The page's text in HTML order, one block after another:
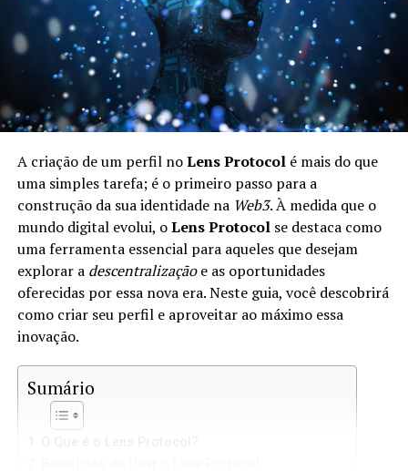
A criação de um perfil noLens Protocolé mais do que
uma simples tarefa; é o primeiro passo para a
construção da sua identidade na Web3. À medida que o
mundo digital evolui, oLens Protocolse destaca como
uma ferramenta essencial para aqueles que desejam
explorar a descentralizaçãoe as oportunidades
oferecidas por essa nova era. Neste guia, você descobrirá
como criar seu perfil e aproveitar ao máximo essa
inovação.
Sumário